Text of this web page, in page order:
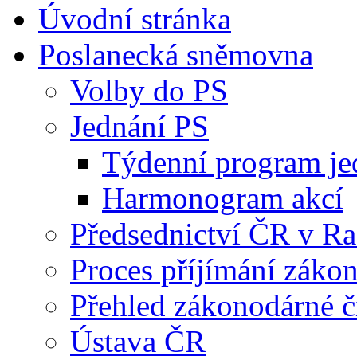
Úvodní stránka
Poslanecká sněmovna
Volby do PS
Jednání PS
Týdenní program
Harmonogram akcí
Předsednictví ČR v
Proces příjímání
Přehled zákonodárné
Ústava ČR